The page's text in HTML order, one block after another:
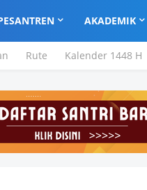
AKADEMIK
Rute Kalender 1448 H